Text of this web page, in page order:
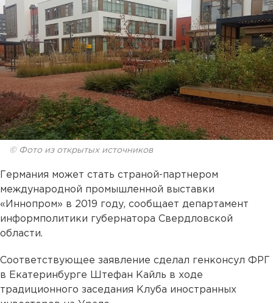
© Фото из открытых источников
Германия может стать страной-партнером
международной промышленной выставки
«Иннопром» в 2019 году, сообщает департамент
информполитики губернатора Свердловской
области.
Соответствующее заявление сделал генконсул ФРГ
в Екатеринбурге Штефан Кайль в ходе
традиционного заседания Клуба иностранных